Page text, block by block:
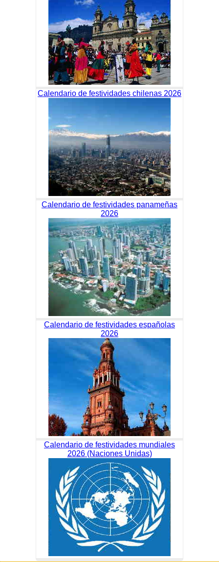
Calendario de festividades chilenas 2026
Calendario de festividades panameñas
2026
Calendario de festividades españolas
2026
Calendario de festividades mundiales
2026 (Naciones Unidas)